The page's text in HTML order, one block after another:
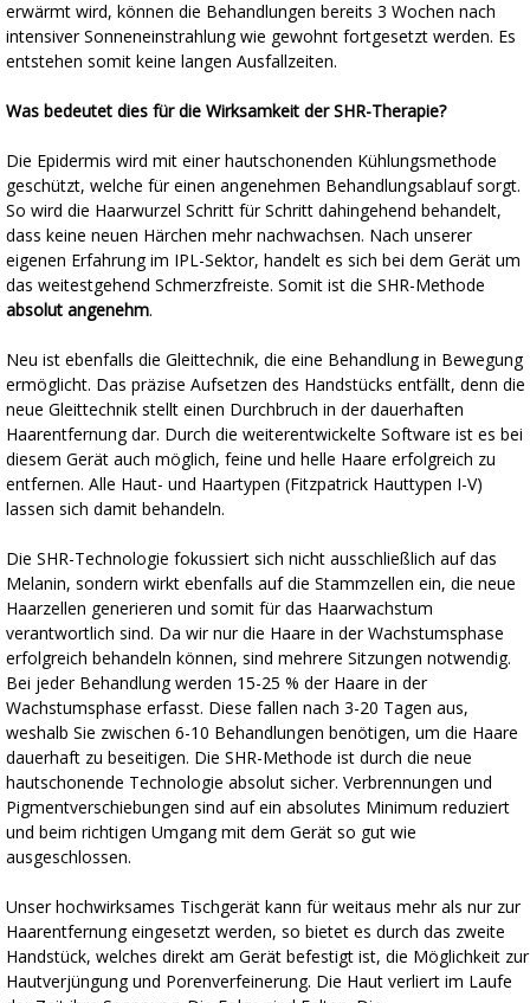
erwärmt wird, können die Behandlungen bereits 3 Wochen nach
intensiver Sonneneinstrahlung wie gewohnt fortgesetzt werden. Es
entstehen somit keine langen Ausfallzeiten.
Was bedeutet dies für die Wirksamkeit der SHR-Therapie?
Die Epidermis wird mit einer hautschonenden Kühlungsmethode
geschützt, welche für einen angenehmen Behandlungsablauf sorgt.
So wird die Haarwurzel Schritt für Schritt dahingehend behandelt,
dass keine neuen Härchen mehr nachwachsen. Nach unserer
eigenen Erfahrung im IPL-Sektor, handelt es sich bei dem Gerät um
das weitestgehend Schmerzfreiste. Somit ist die SHR-Methode
absolut angenehm.
Neu ist ebenfalls die Gleittechnik, die eine Behandlung in Bewegung
ermöglicht. Das präzise Aufsetzen des Handstücks entfällt, denn die
neue Gleittechnik stellt einen Durchbruch in der dauerhaften
Haarentfernung dar. Durch die weiterentwickelte Software ist es bei
diesem Gerät auch möglich, feine und helle Haare erfolgreich zu
entfernen. Alle Haut- und Haartypen (Fitzpatrick Hauttypen I-V)
lassen sich damit behandeln.
Die SHR-Technologie fokussiert sich nicht ausschließlich auf das
Melanin, sondern wirkt ebenfalls auf die Stammzellen ein, die neue
Haarzellen generieren und somit für das Haarwachstum
verantwortlich sind. Da wir nur die Haare in der Wachstumsphase
erfolgreich behandeln können, sind mehrere Sitzungen notwendig.
Bei jeder Behandlung werden 15-25 % der Haare in der
Wachstumsphase erfasst. Diese fallen nach 3-20 Tagen aus,
weshalb Sie zwischen 6-10 Behandlungen benötigen, um die Haare
dauerhaft zu beseitigen. Die SHR-Methode ist durch die neue
hautschonende Technologie absolut sicher. Verbrennungen und
Pigmentverschiebungen sind auf ein absolutes Minimum reduziert
und beim richtigen Umgang mit dem Gerät so gut wie
ausgeschlossen.
Unser hochwirksames Tischgerät kann für weitaus mehr als nur zur
Haarentfernung eingesetzt werden, so bietet es durch das zweite
Handstück, welches direkt am Gerät befestigt ist, die Möglichkeit zur
Hautverjüngung und Porenverfeinerung. Die Haut verliert im Laufe